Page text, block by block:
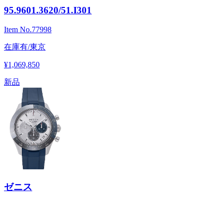
95.9601.3620/51.I301
Item No.77998
在庫有/東京
¥1,069,850
新品
ゼニス